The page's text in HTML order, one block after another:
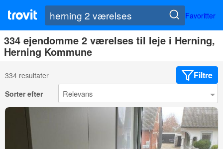
Favoritter
334 ejendomme 2 værelses til leje i Herning,
Herning Kommune
334 resultater Filtre
Sorter efter